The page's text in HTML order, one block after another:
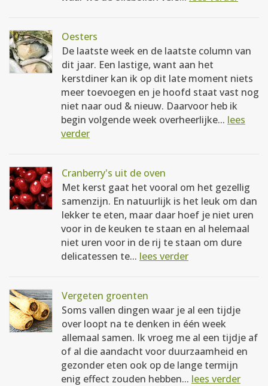
Oesters
De laatste week en de laatste column van
dit jaar. Een lastige, want aan het
kerstdiner kan ik op dit late moment niets
meer toevoegen en je hoofd staat vast nog
niet naar oud & nieuw. Daarvoor heb ik
begin volgende week overheerlijke... lees
verder
Cranberry's uit de oven
Met kerst gaat het vooral om het gezellig
samenzijn. En natuurlijk is het leuk om dan
lekker te eten, maar daar hoef je niet uren
voor in de keuken te staan en al helemaal
niet uren voor in de rij te staan om dure
delicatessen te... lees verder
Vergeten groenten
Soms vallen dingen waar je al een tijdje
over loopt na te denken in één week
allemaal samen. Ik vroeg me al een tijdje af
of al die aandacht voor duurzaamheid en
gezonder eten ook op de lange termijn
enig effect zouden hebben... lees verder